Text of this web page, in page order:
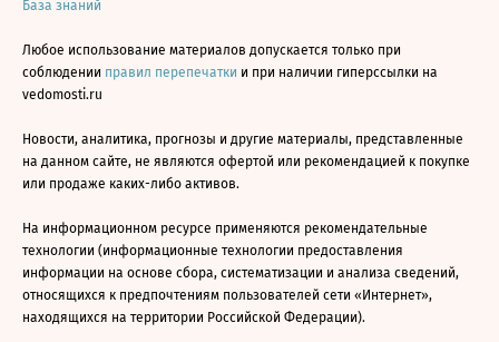
База знаний
Любое использование материалов допускается только при
соблюдении правил перепечатки и при наличии гиперссылки на
vedomosti.ru
Новости, аналитика, прогнозы и другие материалы, представленные
на данном сайте, не являются офертой или рекомендацией к покупке
или продаже каких-либо активов.
На информационном ресурсе применяются рекомендательные
технологии (информационные технологии предоставления
информации на основе сбора, систематизации и анализа сведений,
относящихся к предпочтениям пользователей сети «Интернет»,
находящихся на территории Российской Федерации).